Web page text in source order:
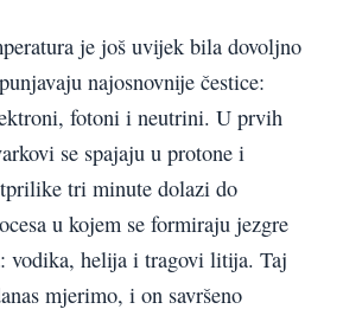
je još uvijek bila dovoljno
najosnovnije čestice:
fotoni i neutrini. U prvih
se spajaju u protone i
tri minute dolazi do
u kojem se formiraju jezgre
vodika, helija i tragovi litija. Taj
mjerimo, i on savršeno